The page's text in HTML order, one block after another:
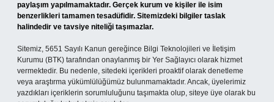
paylaşım yapılmamaktadır. Gerçek kurum ve kişiler ile isim
benzerlikleri tamamen tesadüfidir. Sitemizdeki bilgiler taslak
halindedir ve tavsiye niteliği taşımazlar.
Sitemiz, 5651 Sayılı Kanun gereğince Bilgi Teknolojileri ve İletişim
Kurumu (BTK) tarafından onaylanmış bir Yer Sağlayıcı olarak hizmet
vermektedir. Bu nedenle, sitedeki içerikleri proaktif olarak denetleme
veya araştırma yükümlülüğümüz bulunmamaktadır. Ancak, üyelerimiz
yazdıkları içeriklerin sorumluluğunu taşımakta olup, siteye üye olarak bu